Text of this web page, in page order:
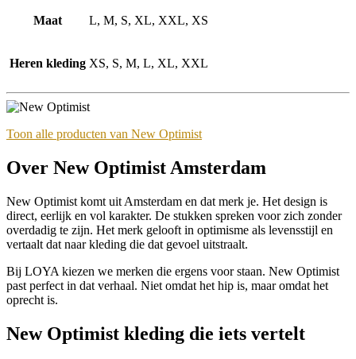
Maat L, M, S, XL, XXL, XS
Heren kleding XS, S, M, L, XL, XXL
Toon alle producten van New Optimist
Over New Optimist Amsterdam
New Optimist komt uit Amsterdam en dat merk je. Het design is
direct, eerlijk en vol karakter. De stukken spreken voor zich zonder
overdadig te zijn. Het merk gelooft in optimisme als levensstijl en
vertaalt dat naar kleding die dat gevoel uitstraalt.
Bij LOYA kiezen we merken die ergens voor staan. New Optimist
past perfect in dat verhaal. Niet omdat het hip is, maar omdat het
oprecht is.
New Optimist kleding die iets vertelt